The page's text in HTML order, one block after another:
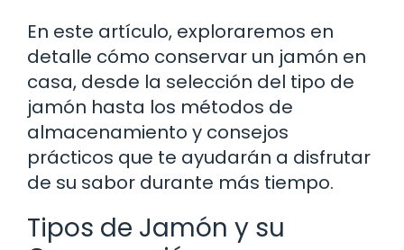
En este artículo, exploraremos en
detalle cómo conservar un jamón en
casa, desde la selección del tipo de
jamón hasta los métodos de
almacenamiento y consejos
prácticos que te ayudarán a disfrutar
de su sabor durante más tiempo.
Tipos de Jamón y su